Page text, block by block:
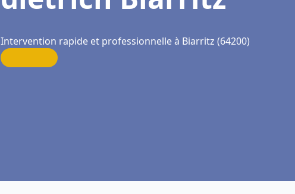
Intervention rapide et professionnelle à Biarritz (64200)